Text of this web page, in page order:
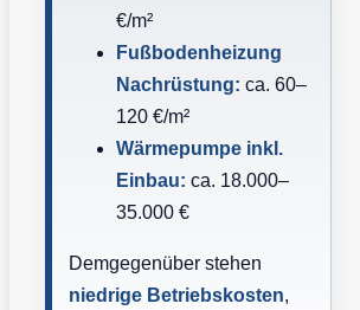
€/m²
Fußbodenheizung
Nachrüstung: ca. 60–
120 €/m²
Wärmepumpe inkl.
Einbau: ca. 18.000–
35.000 €
Demgegenüber stehen
niedrige Betriebskosten,